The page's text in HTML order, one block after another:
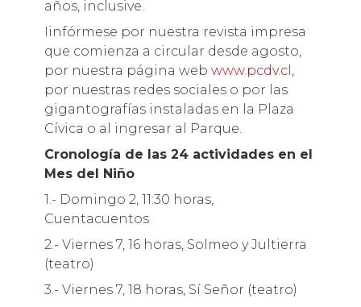
años, inclusive.
Iinfórmese por nuestra revista impresa
que comienza a circular desde agosto,
por nuestra página web www.pcdv.cl ,
por nuestras redes sociales o por las
gigantografías instaladas en la Plaza
Cívica o al ingresar al Parque.
Cronología de las 24 actividades en el
Mes del Niño
1.- Domingo 2, 11:30 horas,
Cuentacuentos
2.- Viernes 7, 16 horas, Solmeo y Jultierra
(teatro)
3.- Viernes 7, 18 horas, Sí Señor (teatro)